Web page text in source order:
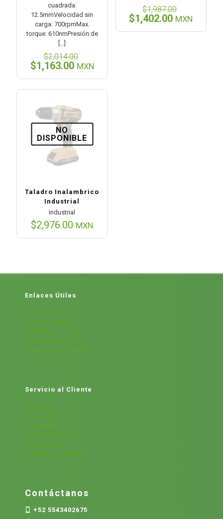
cuadrada:
12.5mmVelocidad sin
carga: 700rpmMax.
torque: 610nmPresión de
$2,014.00
precio
original
$2,014.00.
$1,163.00El
es:
MXN
$1,987.00
precio
original
$1,402.00ElMXN
NO
DISPONIBLE
Taladro Inalambrico
Industrial
Industrial
$2,976.00 MXN
Enlaces Útiles
Contáctanos
Sobre Nosotros
Preguntas Frecuentes
Política de Devolución
Términos y condiciones
Servicio al Cliente
Cátalogo
Fichas Técnicas
Sucursales
Detalles de la cuenta
Cerrar Sesión
Olvide mi contraseña
Contáctanos
+52 5543402675